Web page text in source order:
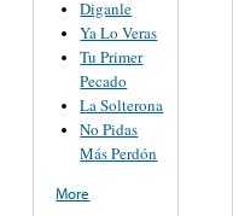
Diganle
Ya Lo Veras
Tu Primer
Pecado
La Solterona
No Pidas
Más Perdón
More